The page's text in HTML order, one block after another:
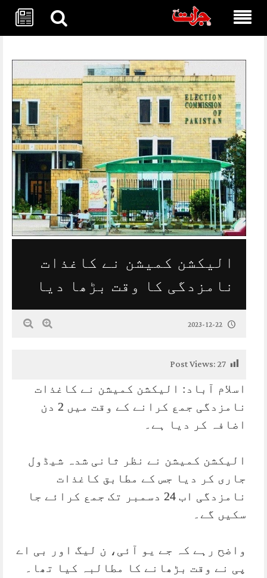
الیکشن کمیشن نے کاغذات
نامزدگی کا وقت بڑھا دیا
2023-12-22
Post Views:27
اسلام آباد: الیکشن کمیشن نے کاغذات
نامزدگی جمع کرانے کے وقت میں 2 دن
اضافہ کر دیا ہے۔
الیکشن کمیشن نے نظر ثانی شدہ شیڈول
جاری کر دیا جس کے مطابق کاغذات
نامزدگی اب 24 دسمبر تک جمع کرائے جا
سکیں گے۔
واضح رہے کہ جے یو آئی، ن لیگ اور بی اے
پی نے وقت بڑھانے کا مطالبہ کیا تھا۔